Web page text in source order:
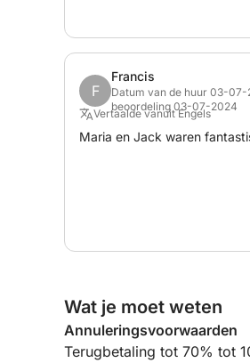
F
Francis
Datum van de huur 03-
beoordeling 03-07-2024
Vertaalde vanuit Engels
Maria en Jack waren
Wat je moet weten
Annuleringsvoorwaarden
Terugbetaling tot 70% tot